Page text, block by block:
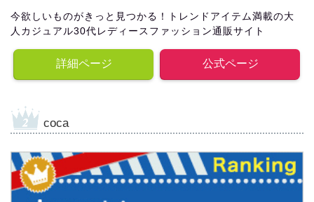
今欲しいものがきっと見つかる！トレンドアイテム満載の大
人カジュアル30代レディースファッション通販サイト
詳細ページ 公式ページ
coca